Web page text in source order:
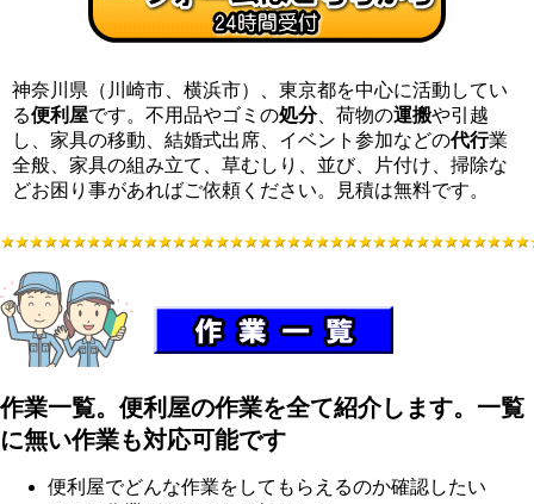
神奈川県（川崎市、横浜市）、東京都を中心に活動してい
る便利屋です。不用品やゴミの処分、荷物の運搬や引越
し、家具の移動、結婚式出席、イベント参加などの代行業
全般、家具の組み立て、草むしり、並び、片付け、掃除な
どお困り事があればご依頼ください。見積は無料です。
作業一覧。便利屋の作業を全て紹介します。一覧
に無い作業も対応可能です
便利屋でどんな作業をしてもらえるのか確認したい